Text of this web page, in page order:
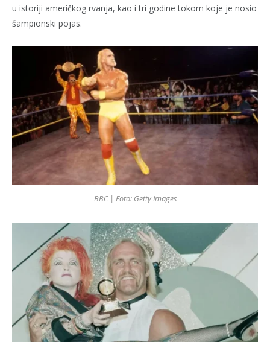
u istoriji američkog rvanja, kao i tri godine tokom koje je nosio
šampionski pojas.
BBC | Foto: Getty Images